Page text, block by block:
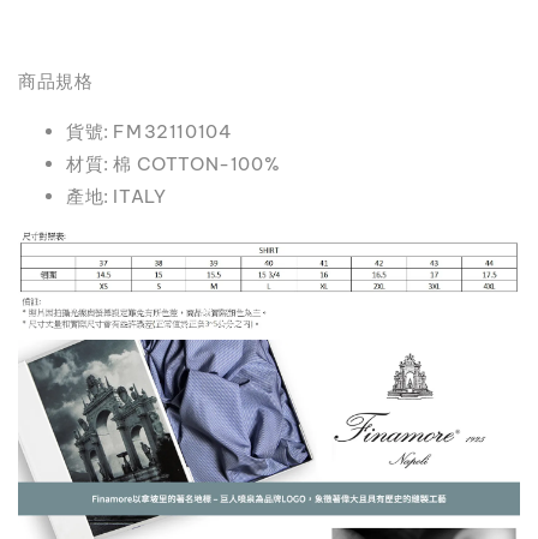
商品規格
貨號: FM32110104
材質: 棉 COTTON-100%
產地: ITALY